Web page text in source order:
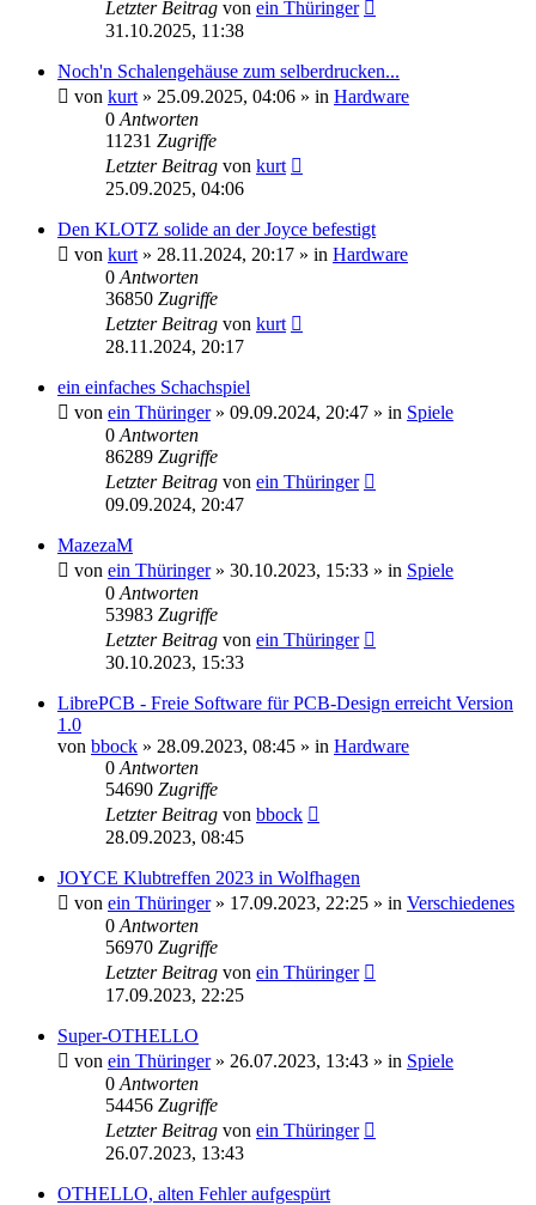
Letzter Beitrag von ein Thüringer
31.10.2025, 11:38
Noch'n Schalengehäuse zum selberdrucken...
von kurt » 25.09.2025, 04:06 » in Hardware
0 Antworten
11231 Zugriffe
Letzter Beitrag von kurt
25.09.2025, 04:06
Den KLOTZ solide an der Joyce befestigt
von kurt » 28.11.2024, 20:17 » in Hardware
0 Antworten
36850 Zugriffe
Letzter Beitrag von kurt
28.11.2024, 20:17
ein einfaches Schachspiel
von ein Thüringer» 09.09.2024, 20:47 » in Spiele
0 Antworten
86289 Zugriffe
Letzter Beitrag von ein Thüringer
09.09.2024, 20:47
MazezaM
von ein Thüringer» 30.10.2023, 15:33 » in Spiele
0 Antworten
53983 Zugriffe
Letzter Beitrag von ein Thüringer
30.10.2023, 15:33
LibrePCB - Freie Software für PCB-Design erreicht Version
1.0
von bbock » 28.09.2023, 08:45 » in Hardware
0 Antworten
54690 Zugriffe
Letzter Beitrag von bbock
28.09.2023, 08:45
JOYCE Klubtreffen 2023 in Wolfhagen
von ein Thüringer» 17.09.2023, 22:25 » in Verschiedenes
0 Antworten
56970 Zugriffe
Letzter Beitrag von ein Thüringer
17.09.2023, 22:25
Super-OTHELLO
von ein Thüringer» 26.07.2023, 13:43 » in Spiele
0 Antworten
54456 Zugriffe
Letzter Beitrag von ein Thüringer
26.07.2023, 13:43
OTHELLO, alten Fehler aufgespürt